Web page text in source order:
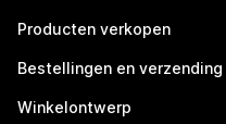
Producten verkopen
Bestellingen en verzending
Winkelontwerp